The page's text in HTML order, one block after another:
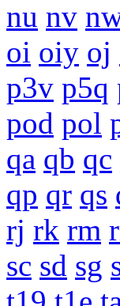
nu nv
oi oiy oj
p3v p5q
pod pol
qa qb qc
qp qr qs
rj rk rm
sc sd sg